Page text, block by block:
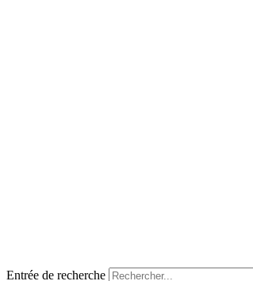
Entrée de recherche